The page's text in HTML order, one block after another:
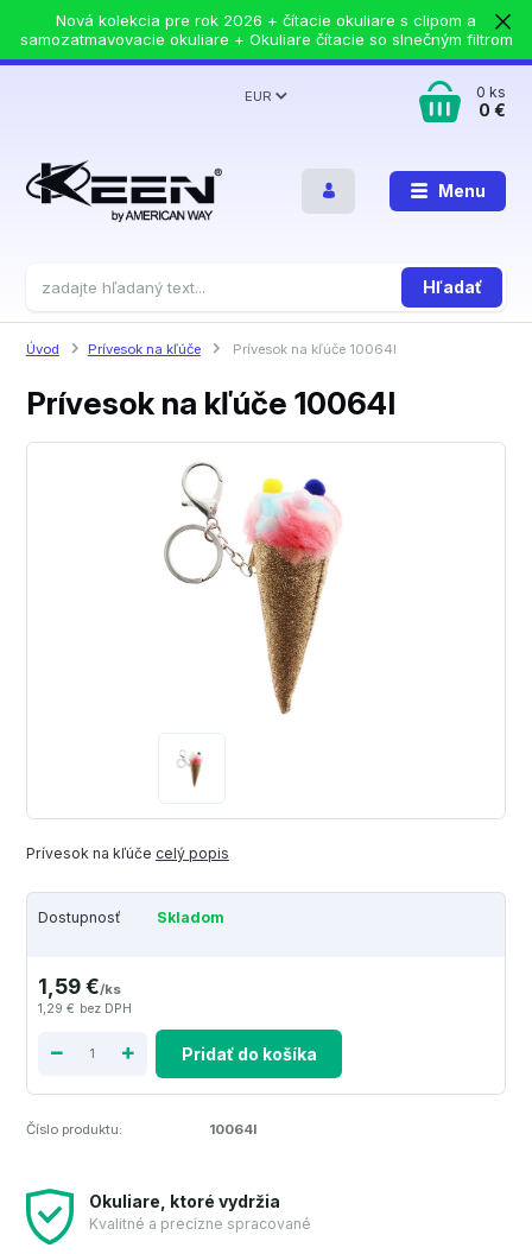
Nová kolekcia pre rok 2026 + čítacie okuliare s clipom a
samozatmavovacie okuliare + Okuliare čítacie so slnečným filtrom
Menu
EUR
Hľadať
0ks
0 €
Úvod Prívesok na kľúče Prívesok na kľúče 10064I
Prívesok na kľúče 10064I
Prívesok na kľúče celý popis
Dostupnosť Skladom
1,59 €/ks
1,29 € bez DPH
Pridať do košíka
Číslo produktu: 10064I
Okuliare, ktoré vydržia
Kvalitné a precízne spracované